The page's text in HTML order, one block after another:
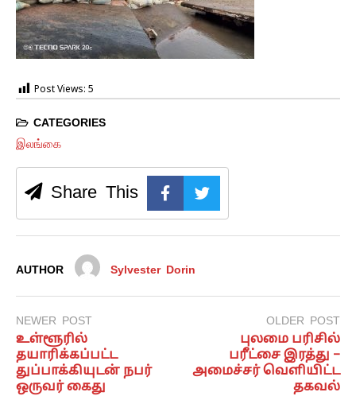
Post Views: 5
CATEGORIES
இலங்கை
Share This
AUTHOR Sylvester Dorin
NEWER POST
உள்ளூரில்
தயாரிக்கப்பட்ட
துப்பாக்கியுடன் நபர்
ஒருவர் கைது
OLDER POST
புலமை பரிசில்
பரீட்சை இரத்து –
அமைச்சர் வெளியிட்ட
தகவல்